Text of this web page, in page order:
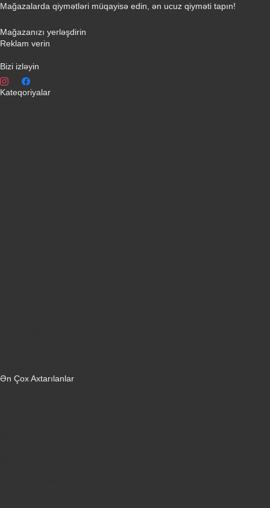
Mağazalarda qiymətləri müqayisə edin, ən ucuz qiyməti tapın!
Mağazanızı yerləşdirin
Reklam verin
Bizi izləyin
Kateqoriyalar
Ən Çox Axtarılanlar